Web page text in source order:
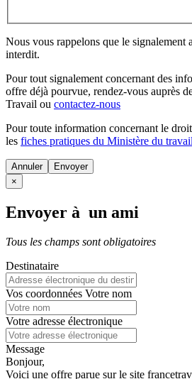
Nous vous rappelons que le signalement
interdit.
Pour tout signalement concernant des
offre déjà pourvue, rendez-vous auprès
Travail ou contactez-nous
Pour toute information concernant le
les fiches pratiques du Ministère du travail
Annuler
×
Envoyer à un ami
Tous les champs sont obligatoires
Destinataire
Vos coordonnées Votre nom
Votre adresse électronique
Message
Bonjour,
Voici une offre parue sur le site